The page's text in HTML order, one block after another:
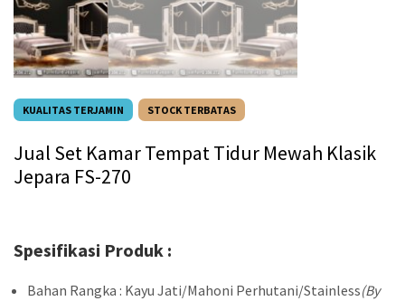
KUALITAS TERJAMIN STOCK TERBATAS
Jual Set Kamar Tempat Tidur Mewah Klasik
Jepara FS-270
Spesifikasi Produk :
Bahan Rangka : Kayu Jati/Mahoni Perhutani/Stainless(By